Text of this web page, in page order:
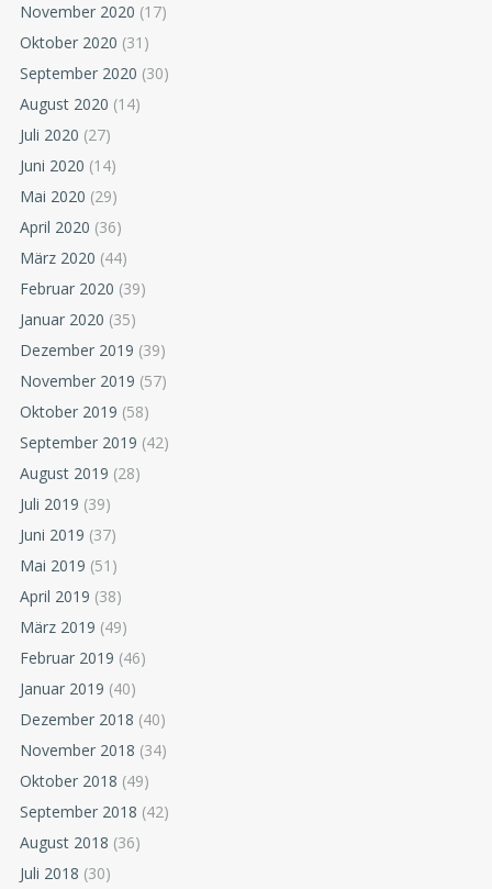
November 2020 (17)
Oktober 2020 (31)
September 2020 (30)
August 2020 (14)
Juli 2020 (27)
Juni 2020 (14)
Mai 2020 (29)
April 2020 (36)
März 2020 (44)
Februar 2020 (39)
Januar 2020 (35)
Dezember 2019 (39)
November 2019 (57)
Oktober 2019 (58)
September 2019 (42)
August 2019 (28)
Juli 2019 (39)
Juni 2019 (37)
Mai 2019 (51)
April 2019 (38)
März 2019 (49)
Februar 2019 (46)
Januar 2019 (40)
Dezember 2018 (40)
November 2018 (34)
Oktober 2018 (49)
September 2018 (42)
August 2018 (36)
Juli 2018 (30)